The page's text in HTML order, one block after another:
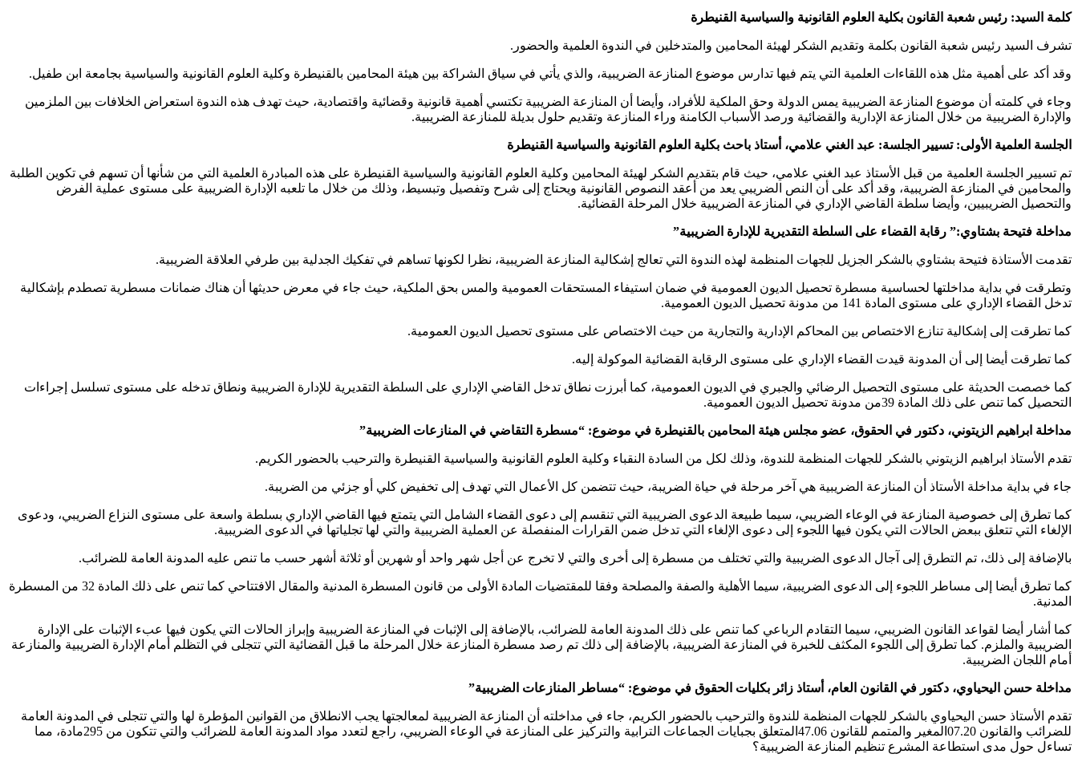
كلمة السيد: رئيس شعبة القانون بكلية العلوم القانونية والسياسية القنيطرة
تشرف السيد رئيس شعبة القانون بكلمة وتقديم الشكر لهيئة المحامين والمتدخلين في الندوة العلمية والحضور.
وقد أكد على أهمية مثل هذه اللقاءات العلمية التي يتم فيها تدارس موضوع المنازعة الضريبية، والذي يأتي في سياق الشراكة بين هيئة المحامين بالقنيطرة وكلية العلوم القانونية والسياسية بجامعة ابن طفيل.
وجاء في كلمته أن موضوع المنازعة الضريبية يمس الدولة وحق الملكية للأفراد، وأيضا أن المنازعة الضريبية تكتسي أهمية قانونية وقضائية واقتصادية، حيث تهدف هذه الندوة استعراض الخلافات بين الملزمين
والإدارة الضريبية من خلال المنازعة الإدارية والقضائية ورصد الأسباب الكامنة وراء المنازعة وتقديم حلول بديلة للمنازعة الضريبية.
الجلسة العلمية الأولى: تسيير الجلسة: عبد الغني علامي، أستاذ باحث بكلية العلوم القانونية والسياسية القنيطرة
تم تسيير الجلسة العلمية من قبل الأستاذ عبد الغني علامي، حيث قام بتقديم الشكر لهيئة المحامين وكلية العلوم القانونية والسياسية القنيطرة على هذه المبادرة العلمية التي من شأنها أن تسهم في تكوين الطلبة
والمحامين في المنازعة الضريبية، وقد أكد على أن النص الضريبي يعد من أعقد النصوص القانونية ويحتاج إلى شرح وتفصيل وتبسيط، وذلك من خلال ما تلعبه الإدارة الضريبية على مستوى عملية الفرض
والتحصيل الضريبيين، وأيضا سلطة القاضي الإداري في المنازعة الضريبية خلال المرحلة القضائية.
مداخلة فتيحة بشتاوي:” رقابة القضاء على السلطة التقديرية للإدارة الضريبية”
تقدمت الأستاذة فتيحة بشتاوي بالشكر الجزيل للجهات المنظمة لهذه الندوة التي تعالج إشكالية المنازعة الضريبية، نظرا لكونها تساهم في تفكيك الجدلية بين طرفي العلاقة الضريبية.
وتطرقت في بداية مداخلتها لحساسية مسطرة تحصيل الديون العمومية في ضمان استيفاء المستحقات العمومية والمس بحق الملكية، حيث جاء في معرض حديثها أن هناك ضمانات مسطرية تصطدم بإشكالية
تدخل القضاء الإداري على مستوى المادة 141 من مدونة تحصيل الديون العمومية.
كما تطرقت إلى إشكالية تنازع الاختصاص بين المحاكم الإدارية والتجارية من حيث الاختصاص على مستوى تحصيل الديون العمومية.
كما تطرقت أيضا إلى أن المدونة قيدت القضاء الإداري على مستوى الرقابة القضائية الموكولة إليه.
كما خصصت الحديثة على مستوى التحصيل الرضائي والجبري في الديون العمومية، كما أبرزت نطاق تدخل القاضي الإداري على السلطة التقديرية للإدارة الضريبية ونطاق تدخله على مستوى تسلسل إجراءات
التحصيل كما تنص على ذلك المادة 39من مدونة تحصيل الديون العمومية.
مداخلة ابراهيم الزيتوني، دكتور في الحقوق، عضو مجلس هيئة المحامين بالقنيطرة في موضوع: “مسطرة التقاضي في المنازعات الضريبية”
تقدم الأستاذ ابراهيم الزيتوني بالشكر للجهات المنظمة للندوة، وذلك لكل من السادة النقباء وكلية العلوم القانونية والسياسية القنيطرة والترحيب بالحضور الكريم.
جاء في بداية مداخلة الأستاذ أن المنازعة الضريبية هي آخر مرحلة في حياة الضريبة، حيث تتضمن كل الأعمال التي تهدف إلى تخفيض كلي أو جزئي من الضريبة.
كما تطرق إلى خصوصية المنازعة في الوعاء الضريبي، سيما طبيعة الدعوى الضريبية التي تنقسم إلى دعوى القضاء الشامل التي يتمتع فيها القاضي الإداري بسلطة واسعة على مستوى النزاع الضريبي، ودعوى
الإلغاء التي تتعلق ببعض الحالات التي يكون فيها اللجوء إلى دعوى الإلغاء التي تدخل ضمن القرارات المنفصلة عن العملية الضريبية والتي لها تجلياتها في الدعوى الضريبية.
بالإضافة إلى ذلك، تم التطرق إلى آجال الدعوى الضريبية والتي تختلف من مسطرة إلى أخرى والتي لا تخرج عن أجل شهر واحد أو شهرين أو ثلاثة أشهر حسب ما تنص عليه المدونة العامة للضرائب.
كما تطرق أيضا إلى مساطر اللجوء إلى الدعوى الضريبية، سيما الأهلية والصفة والمصلحة وفقا للمقتضيات المادة الأولى من قانون المسطرة المدنية والمقال الافتتاحي كما تنص على ذلك المادة 32 من المسطرة
المدنية.
كما أشار أيضا لقواعد القانون الضريبي، سيما التقادم الرباعي كما تنص على ذلك المدونة العامة للضرائب، بالإضافة إلى الإثبات في المنازعة الضريبية وإبراز الحالات التي يكون فيها عبء الإثبات على الإدارة
الضريبية والملزم. كما تطرق إلى اللجوء المكثف للخبرة في المنازعة الضريبية، بالإضافة إلى ذلك تم رصد مسطرة المنازعة خلال المرحلة ما قبل القضائية التي تتجلى في التظلم أمام الإدارة الضريبية والمنازعة
أمام اللجان الضريبية.
مداخلة حسن اليحياوي، دكتور في القانون العام، أستاذ زائر بكليات الحقوق في موضوع: “مساطر المنازعات الضريبية”
تقدم الأستاذ حسن اليحياوي بالشكر للجهات المنظمة للندوة والترحيب بالحضور الكريم، جاء في مداخلته أن المنازعة الضريبية لمعالجتها يجب الانطلاق من القوانين المؤطرة لها والتي تتجلى في المدونة العامة
للضرائب والقانون 07.20المغير والمتمم للقانون 47.06المتعلق بجبايات الجماعات الترابية والتركيز على المنازعة في الوعاء الضريبي، راجع لتعدد مواد المدونة العامة للضرائب والتي تتكون من 295مادة، مما
تساءل حول مدى استطاعة المشرع تنظيم المنازعة الضريبية؟